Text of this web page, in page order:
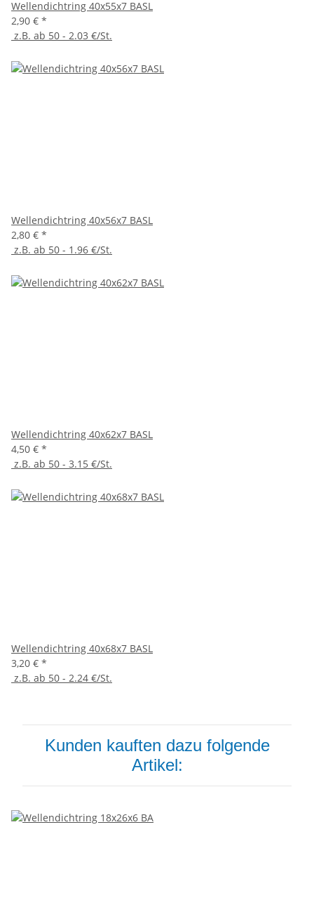
Wellendichtring 40x55x7 BASL
2,90 € *
z.B. ab 50 - 2.03 €/St.
Wellendichtring 40x56x7 BASL
2,80 € *
z.B. ab 50 - 1.96 €/St.
Wellendichtring 40x62x7 BASL
4,50 € *
z.B. ab 50 - 3.15 €/St.
Wellendichtring 40x68x7 BASL
3,20 € *
z.B. ab 50 - 2.24 €/St.
Kunden kauften dazu folgende
Artikel: